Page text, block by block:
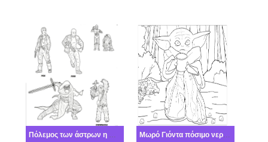
Πόλεμος των άστρων η Δύναμη Ξυπνά Μωρό Γιόντα πόσιμο νερό στο δάσος